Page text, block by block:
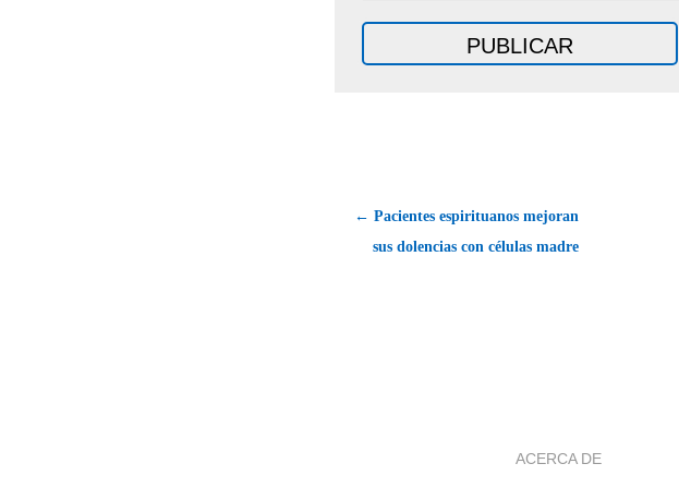
← Pacientes espirituanos mejoran
sus dolencias con células madre
ACERCA DE